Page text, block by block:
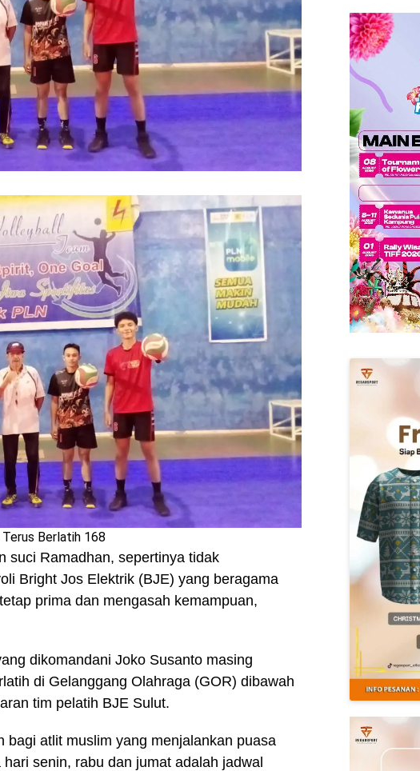
Berlatih 168
suci Ramadhan, sepertinya tidak
Bright Jos Elektrik (BJE) yang beragama
prima dan mengasah kemampuan,
dikomandani Joko Susanto masing
di Gelanggang Olahraga (GOR) dibawah
tim pelatih BJE Sulut.
bagi atlit muslim yang menjalankan puasa
senin, rabu dan jumat adalah jadwal